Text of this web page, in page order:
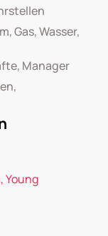
Gas, Wasser,
Manager
Young